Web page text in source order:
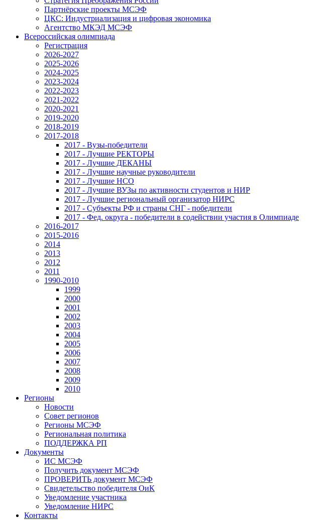
Партнёрские проекты МСЭФ
ЦКС: Индустриализация и цифровая экономика
Агентство МКЭД МСЭФ
Всероссийская олимпиада
Регистрация
2026-2027
2025-2026
2024-2025
2023-2024
2022-2023
2021-2022
2020-2021
2019-2020
2018-2019
2017-2018
2017 - Вузы-победители
2017 - Лучшие РЕКТОРЫ
2017 - Лучшие ДЕКАНЫ
2017 - Лучшие научные руководители
2017 - Лучшие НСО
2017 - Лучшие ВУЗы по активности студентов и НИР
2017 - Лучшие региональный организатор НИРС
2017 - Субъекты РФ и страны СНГ - победители
2017 - Фед. округа - победители в содействии участия в Олимпиаде
2016-2017
2015-2016
2014
2013
2012
2011
1990-2010
1999
2000
2001
2002
2003
2004
2005
2006
2007
2008
2009
2010
Регионы
Новости
Совет регионов
Регионы МСЭФ
Региональная политика
ПОДДЕРЖКА РП
Документы
ИС МСЭФ
Получить документ МСЭФ
ПРОВЕРИТЬ документ МСЭФ
Свидетельство победителя ОиК
Уведомление участника
Уведомление НИРС
Контакты